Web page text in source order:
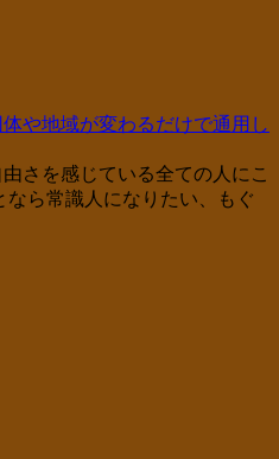
や地域が変わるだけで通用し
さを感じている全ての人にこ
ら常識人になりたい、もぐ